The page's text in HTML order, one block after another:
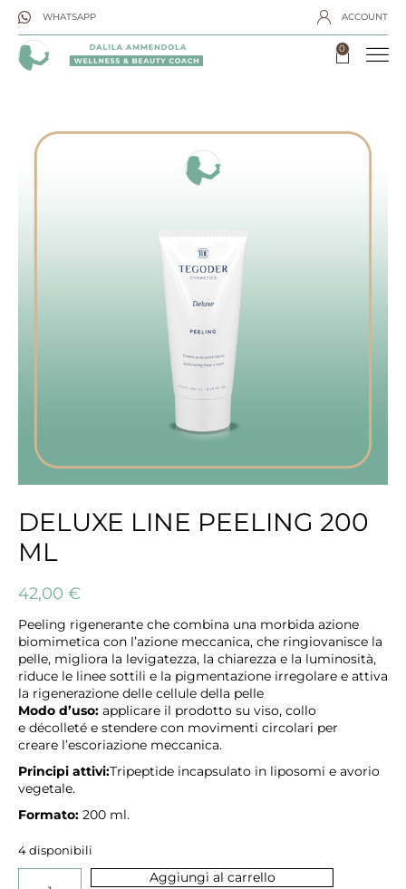
WHATSAPP ACCOUNT
0
DELUXE LINE PEELING 200
ML
42,00 €
Peeling rigenerante che combina una morbida azione
biomimetica con l’azione meccanica, che ringiovanisce la
pelle, migliora la levigatezza, la chiarezza e la luminosità,
riduce le linee sottili e la pigmentazione irregolare e attiva
la rigenerazione delle cellule della pelle
Modo d’uso: applicare il prodotto su viso, collo
e décolleté e stendere con movimenti circolari per
creare l’escoriazione meccanica.
Principi attivi:Tripeptide incapsulato in liposomi e avorio
vegetale.
Formato: 200 ml.
4 disponibili
Aggiungi al carrello